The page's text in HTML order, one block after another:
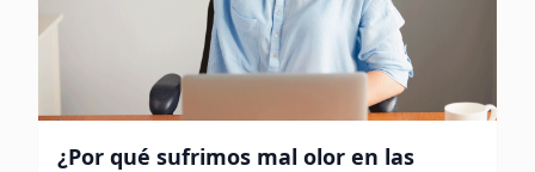
¿Por qué sufrimos mal olor en las